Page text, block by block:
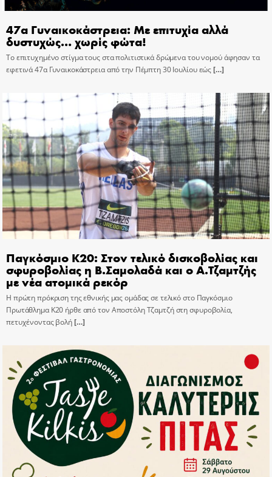
47α Γυναικοκάστρεια: Με επιτυχία αλλά
δυστυχώς… χωρίς φώτα!
Το επιτυχημένο στίγμα τους στα πολιτιστικά δρώμενα του νομού άφησαν τα
εφετινά 47α Γυναικοκάστρεια από την Πέμπτη 30 Ιουλίου εώς[…]
Παγκόσμιο Κ20: Στον τελικό δισκοβολίας και
σφυροβολίας η Β.Σαμολαδά και ο Α.Τζαμτζής
με νέα ατομικά ρεκόρ
Η πρώτη πρόκριση της εθνικής μας ομάδας σε τελικό στο Παγκόσμιο
Πρωτάθλημα Κ20 ήρθε από τον Αποστόλη Τζαμτζή στη σφυροβολία,
πετυχένοντας βολή[…]